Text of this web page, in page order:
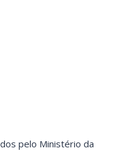
pelo Ministério da